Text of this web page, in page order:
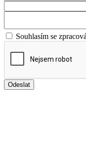
Souhlasím se
Odeslat